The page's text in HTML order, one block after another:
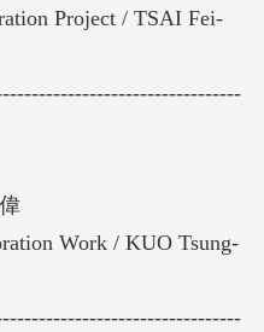
Project / TSAI Fei-
Work / KUO Tsung-